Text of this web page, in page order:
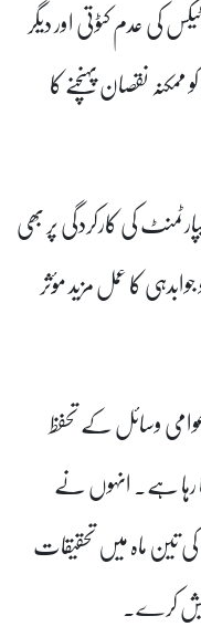
کی عدم کٹوتی اور دیگر
نقصان پہنچنے کا
کی کارکردگی پر بھی
کا عمل مزید مؤثر
عوامی وسائل کے تحفظ
رہا ہے۔ انہوں نے
تین ماہ میں تحقیقات
کرے۔